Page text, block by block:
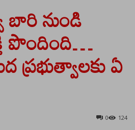
బారి నుండి
పొందింది…
ఏ
124
0